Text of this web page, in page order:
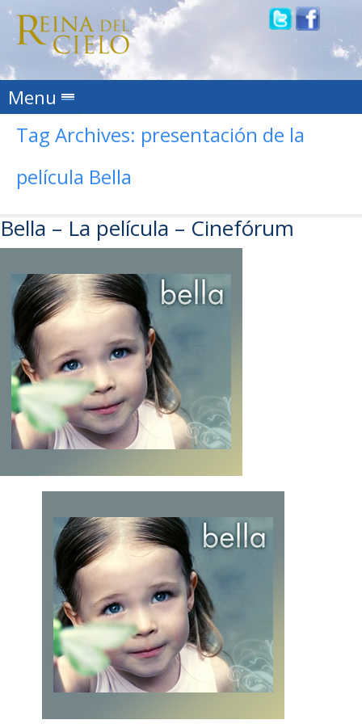
Menu Skip to content
Tag Archives: presentación de la
película Bella
Bella – La película – Cinefórum